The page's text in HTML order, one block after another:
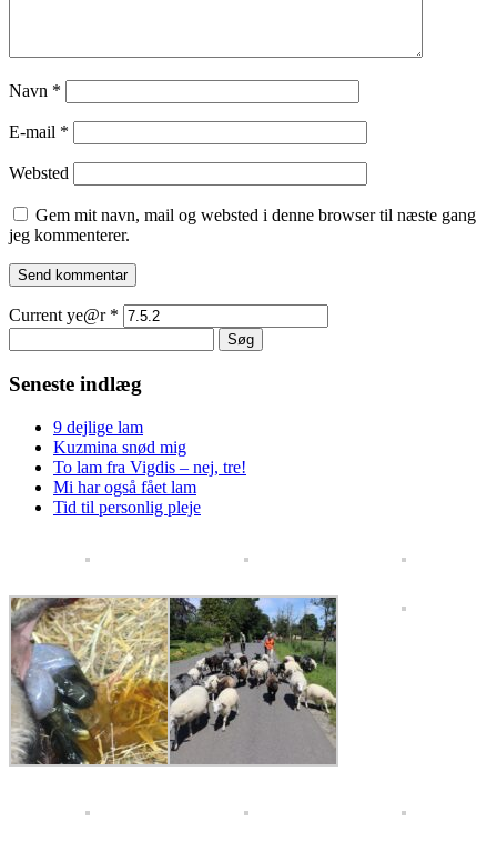
Navn *
E-mail *
Websted
Gem mit navn, mail og websted i denne browser til næste gang
jeg kommenterer.
Current ye@r *
efter:
Seneste indlæg
9 dejlige lam
Kuzmina snød mig
To lam fra Vigdis – nej, tre!
Mi har også fået lam
Tid til personlig pleje